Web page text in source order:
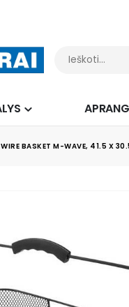
BASKET M-WAVE, 41.5 X